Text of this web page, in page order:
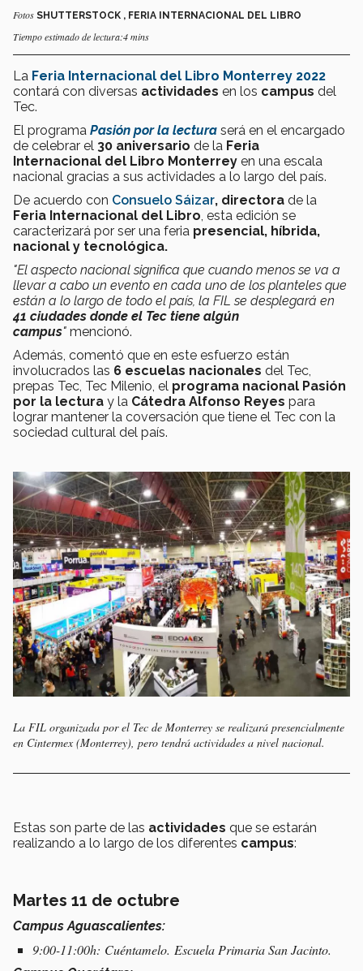
Fotos SHUTTERSTOCK , FERIA INTERNACIONAL DEL LIBRO
Tiempo estimado de lectura:4 mins
La Feria Internacional del Libro Monterrey 2022
contará con diversas actividades en los campus del
Tec.
El programa Pasión por la lectura será en el encargado
de celebrar el 30 aniversario de la Feria
Internacional del Libro Monterrey en una escala
nacional gracias a sus actividades a lo largo del país.
De acuerdo con Consuelo Sáizar, directora de la
Feria Internacional del Libro , esta edición se
caracterizará por ser una feria presencial, híbrida,
nacional y tecnológica.
"El aspecto nacional significa que cuando menos se va a
llevar a cabo un evento en cada uno de los planteles que
están a lo largo de todo el país, la FIL se desplegará en
41 ciudades donde el Tec tiene algún
campus" mencionó.
Además, comentó que en este esfuerzo están
involucrados las 6 escuelas nacionales del Tec,
prepas Tec, Tec Milenio, el programa nacional Pasión
por la lectura y la Cátedra Alfonso Reyes para
lograr mantener la coversación que tiene el Tec con la
sociedad cultural del país.
La FIL organizada por el Tec de Monterrey se realizará presencialmente
en Cintermex (Monterrey), pero tendrá actividades a nivel nacional.
Estas son parte de las actividades que se estarán
realizando a lo largo de los diferentes campus:
Martes 11 de octubre
CampusAguascalientes:
9:00-11:00h: Cuéntamelo. Escuela Primaria San Jacinto.